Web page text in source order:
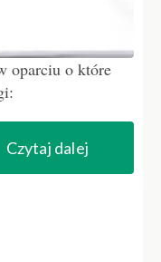
oparciu o które
Czytaj dalej